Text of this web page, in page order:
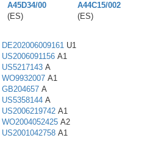
A45D34/00
(ES)
A44C15/002
(ES)
DE202006009161 U1
US2006091156 A1
US5217143 A
WO9932007 A1
GB204657 A
US5358144 A
US2006219742 A1
WO2004052425 A2
US2001042758 A1